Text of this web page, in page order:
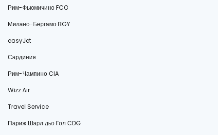
Рим-Фьюмичино FCO
Милано-Бергамо BGY
easyJet
Сардиния
Рим-Чампино CIA
Wizz Air
Travel Service
Париж Шарл дьо Гол CDG